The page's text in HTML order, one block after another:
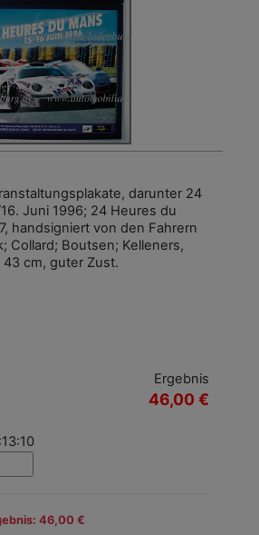
darunter 24
Juni 1996; 24 Heures du
handsigniert von den Fahrern
Collard; Boutsen; Kelleners,
cm, guter Zust.
Ergebnis
46,00 €
46,00 €